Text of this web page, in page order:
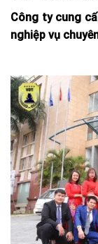
Công ty cung
nghiệp vụ